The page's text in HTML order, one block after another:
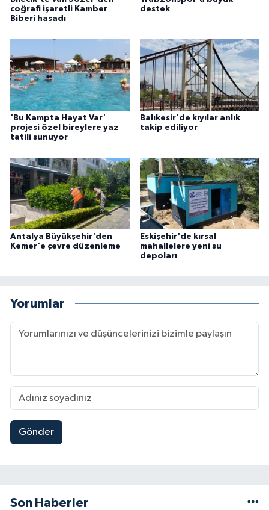
coğrafi işaretli Kamber
Biberi hasadı
destek
'Bu Kampta Hayat Var'
projesi özel bireylere yaz
tatili sunuyor
Balıkesir'de kıyılar anlık
takip ediliyor
Antalya Büyükşehir'den
Kemer'e çevre düzenleme
Eskişehir'de kırsal
mahallelere yeni su
depoları
Yorumlar
Gönder
Son Haberler